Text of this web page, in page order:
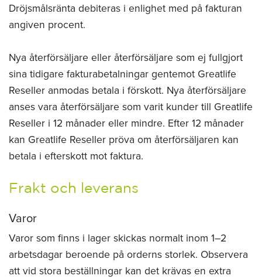
Dröjsmålsränta debiteras i enlighet med på fakturan
angiven procent.
Nya återförsäljare eller återförsäljare som ej fullgjort
sina tidigare fakturabetalningar gentemot Greatlife
Reseller anmodas betala i förskott. Nya återförsäljare
anses vara återförsäljare som varit kunder till Greatlife
Reseller i 12 månader eller mindre. Efter 12 månader
kan Greatlife Reseller pröva om återförsäljaren kan
betala i efterskott mot faktura.
Frakt och leverans
Varor
Varor som finns i lager skickas normalt inom 1–2
arbetsdagar beroende på orderns storlek. Observera
att vid stora beställningar kan det krävas en extra